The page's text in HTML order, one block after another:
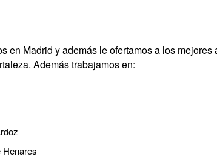
en Madrid y además le ofertamos a los mejores
. Además trabajamos en:
Henares